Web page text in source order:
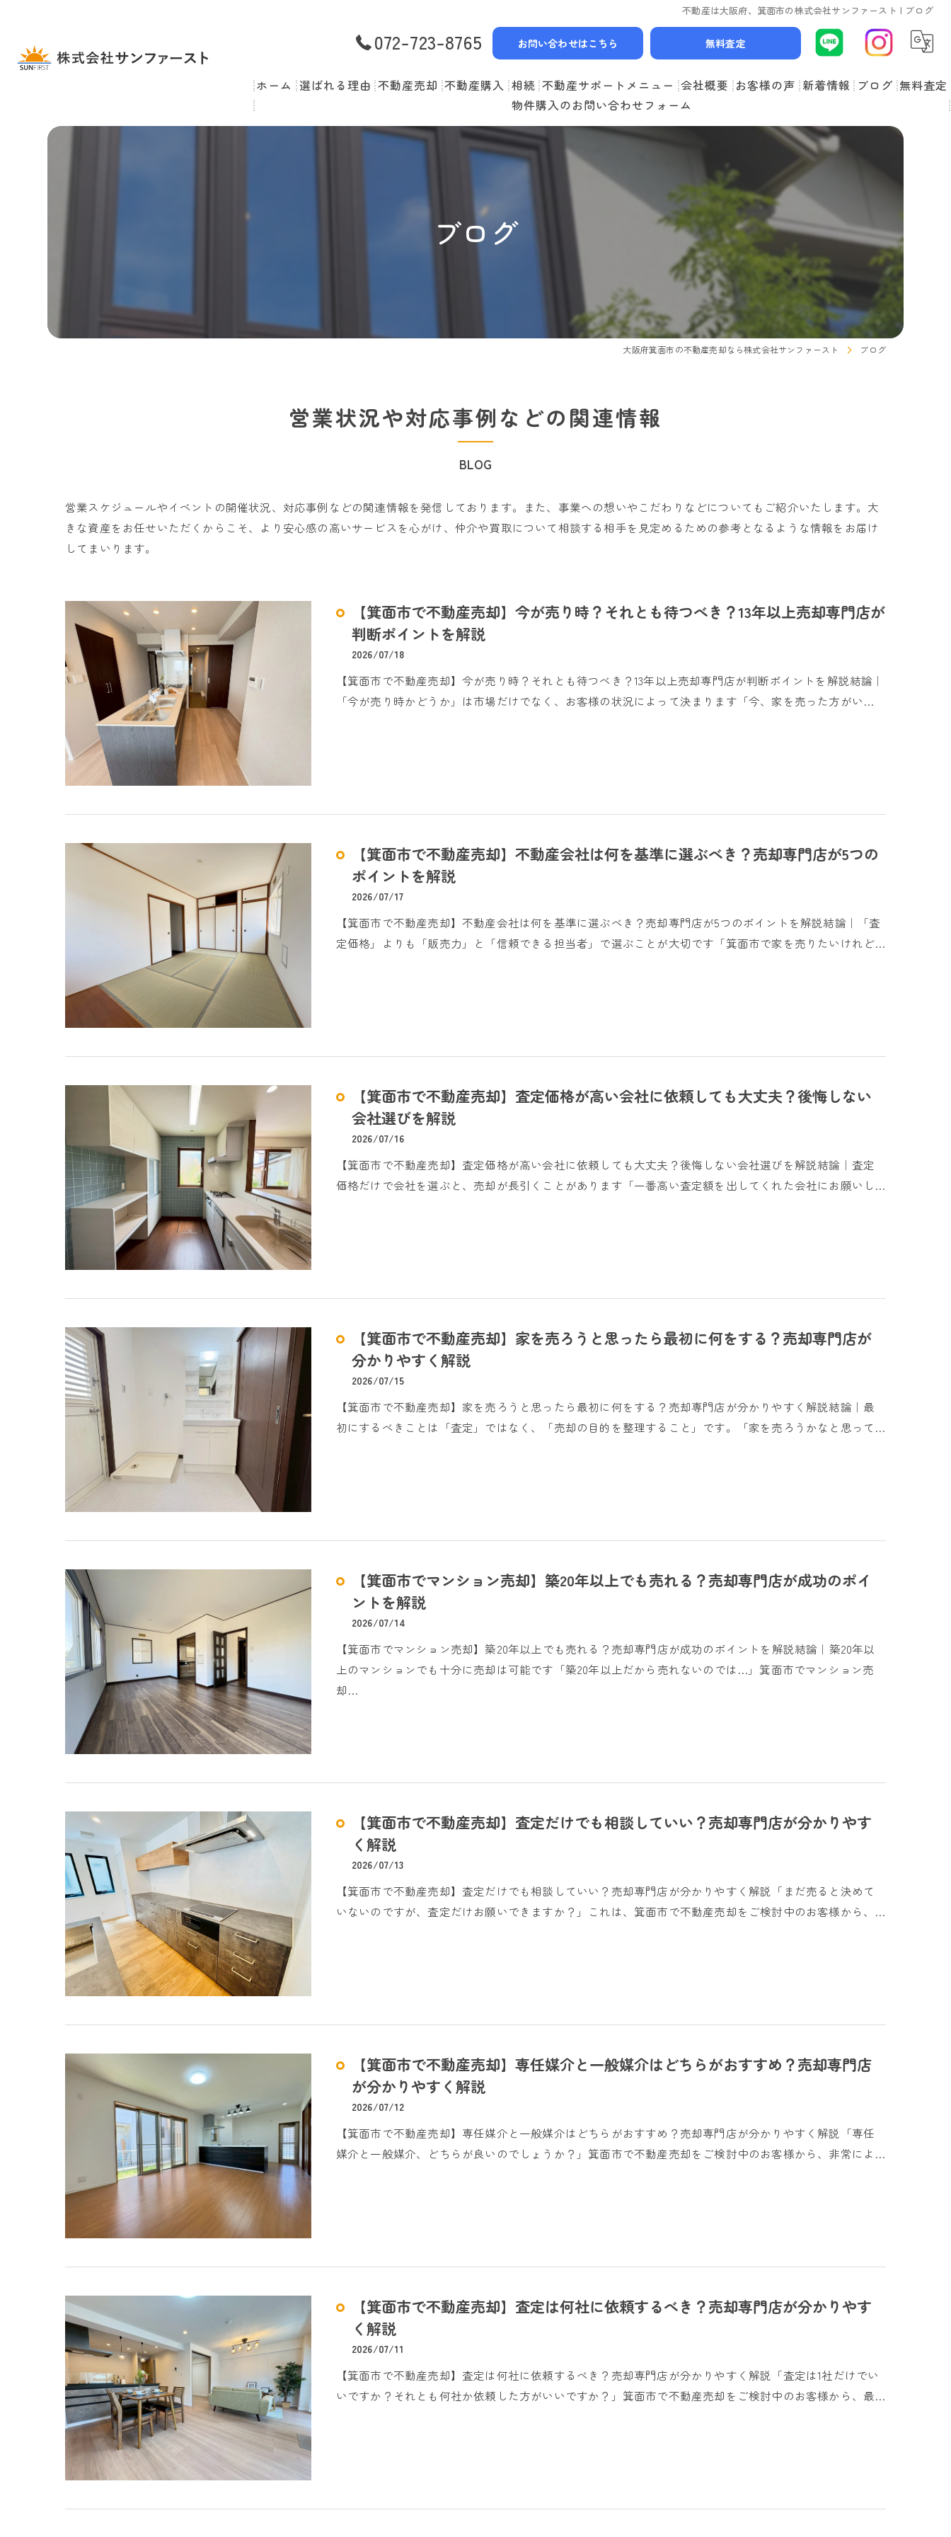
不動産は大阪府、箕面市の株式会社サンファースト | ブログ
072-723-8765 お問い合わせはこちら 無料査定
ホーム 選ばれる理由 不動産売却
選べる3つの売却スタイル
不動産購入
物件一覧
購入の流れ
住み替えサポート
相続 不動産サポートメニュー
リースバック
空家管理
会社概要
スタッフ紹介
お客様の声
よくある質問
新着情報 ブログ 無料査定
物件購入のお問い合わせフォーム
ブログ
大阪府箕面市の不動産売却なら株式会社サンファースト ブログ
営業状況や対応事例などの関連情報
BLOG
営業スケジュールやイベントの開催状況、対応事例などの関連情報を発信しております。また、事業への想いやこだわりなどについてもご紹介いたします。大
きな資産をお任せいただくからこそ、より安心感の高いサービスを心がけ、仲介や買取について相談する相手を見定めるための参考となるような情報をお届け
してまいります。
【箕面市で不動産売却】今が売り時？それとも待つべき？13年以上売却専門店が
判断ポイントを解説
2026/07/18
【箕面市で不動産売却】今が売り時？それとも待つべき？13年以上売却専門店が判断ポイントを解説結論｜
「今が売り時かどうか」は市場だけでなく、お客様の状況によって決まります「今、家を売った方がい…
【箕面市で不動産売却】不動産会社は何を基準に選ぶべき？売却専門店が5つの
ポイントを解説
2026/07/17
【箕面市で不動産売却】不動産会社は何を基準に選ぶべき？売却専門店が5つのポイントを解説結論｜「査
定価格」よりも「販売力」と「信頼できる担当者」で選ぶことが大切です「箕面市で家を売りたいけれど…
【箕面市で不動産売却】査定価格が高い会社に依頼しても大丈夫？後悔しない
会社選びを解説
2026/07/16
【箕面市で不動産売却】査定価格が高い会社に依頼しても大丈夫？後悔しない会社選びを解説結論｜査定
価格だけで会社を選ぶと、売却が長引くことがあります「一番高い査定額を出してくれた会社にお願いし…
【箕面市で不動産売却】家を売ろうと思ったら最初に何をする？売却専門店が
分かりやすく解説
2026/07/15
【箕面市で不動産売却】家を売ろうと思ったら最初に何をする？売却専門店が分かりやすく解説結論｜最
初にするべきことは「査定」ではなく、「売却の目的を整理すること」です。「家を売ろうかなと思って…
【箕面市でマンション売却】築20年以上でも売れる？売却専門店が成功のポイ
ントを解説
2026/07/14
【箕面市でマンション売却】築20年以上でも売れる？売却専門店が成功のポイントを解説結論｜築20年以
上のマンションでも十分に売却は可能です「築20年以上だから売れないのでは…」箕面市でマンション売
却…
【箕面市で不動産売却】査定だけでも相談していい？売却専門店が分かりやす
く解説
2026/07/13
【箕面市で不動産売却】査定だけでも相談していい？売却専門店が分かりやすく解説「まだ売ると決めて
いないのですが、査定だけお願いできますか？」これは、箕面市で不動産売却をご検討中のお客様から、…
【箕面市で不動産売却】専任媒介と一般媒介はどちらがおすすめ？売却専門店
が分かりやすく解説
2026/07/12
【箕面市で不動産売却】専任媒介と一般媒介はどちらがおすすめ？売却専門店が分かりやすく解説「専任
媒介と一般媒介、どちらが良いのでしょうか？」箕面市で不動産売却をご検討中のお客様から、非常によ…
【箕面市で不動産売却】査定は何社に依頼するべき？売却専門店が分かりやす
く解説
2026/07/11
【箕面市で不動産売却】査定は何社に依頼するべき？売却専門店が分かりやすく解説「査定は1社だけでい
いですか？それとも何社か依頼した方がいいですか？」箕面市で不動産売却をご検討中のお客様から、最…